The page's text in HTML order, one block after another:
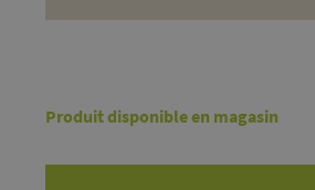
Produit disponible en magasin